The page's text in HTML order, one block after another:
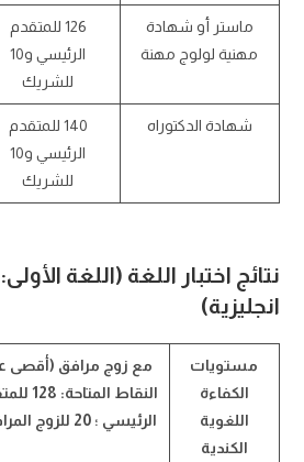
ماستر أو شهادة
مهنية لولوج مهنة
126 للمتقدم
الرئيسي و10
للشريك
شهادة الدكتوراه
140 للمتقدم
الرئيسي و10
للشريك
نتائج اختبار اللغة (اللغة
انجليزية)
مستويات
الكفاءة
اللغوية
الكندية
مع زوج مرافق (أقصى
النقاط
الرئيسي ؛ 20 للزوج المرافق)